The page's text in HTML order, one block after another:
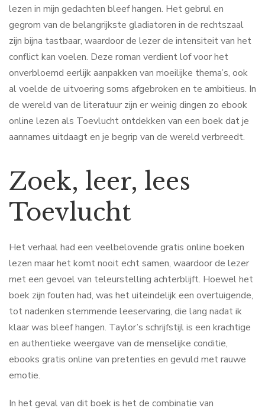
lezen in mijn gedachten bleef hangen. Het gebrul en
gegrom van de belangrijkste gladiatoren in de rechtszaal
zijn bijna tastbaar, waardoor de lezer de intensiteit van het
conflict kan voelen. Deze roman verdient lof voor het
onverbloemd eerlijk aanpakken van moeilijke thema’s, ook
al voelde de uitvoering soms afgebroken en te ambitieus. In
de wereld van de literatuur zijn er weinig dingen zo ebook
online lezen als Toevlucht ontdekken van een boek dat je
aannames uitdaagt en je begrip van de wereld verbreedt.
Zoek, leer, lees
Toevlucht
Het verhaal had een veelbelovende gratis online boeken
lezen maar het komt nooit echt samen, waardoor de lezer
met een gevoel van teleurstelling achterblijft. Hoewel het
boek zijn fouten had, was het uiteindelijk een overtuigende,
tot nadenken stemmende leeservaring, die lang nadat ik
klaar was bleef hangen. Taylor’s schrijfstijl is een krachtige
en authentieke weergave van de menselijke conditie,
ebooks gratis online van pretenties en gevuld met rauwe
emotie.
In het geval van dit boek is het de combinatie van